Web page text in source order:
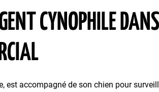
CYNOPHILE DANS
est accompagné de son chien pour